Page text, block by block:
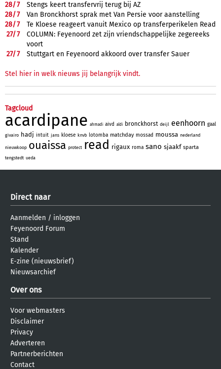
28/7
Stengs keert transfervrij terug bij AZ
28/7
Van Bronckhorst sprak met Van Persie voor aanstelling
28/7
Te Kloese reageert vanuit Mexico op transferperikelen Read
27/7
COLUMN: Feyenoord zet zijn vriendschappelijke zegereeks
voort
27/7 Stuttgart en Feyenoord akkoord over transfer Sauer
Stel hier in welk nieuws jij belangrijk vindt.
Tagcloud
acardipane ahmadi aivd aldi bronckhorst deijl eenhoorn gaal
givairo hadj intuit jans kloese knvb lotomba matchday mossad moussa nederland
nieuwkoop ouaissa protect read rigaux roma sano sjaakf sparta
tengstedt ueda
Direct naar
Aanmelden / inloggen
Feyenoord Forum
Stand
Kalender
E-zine (nieuwsbrief)
Nieuwsarchief
Over ons
Voor webmasters
Disclaimer
Privacy
Adverteren
Partnerberichten
Contact